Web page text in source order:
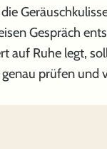
Gespräch
auf Ruhe legt,
prüfen und